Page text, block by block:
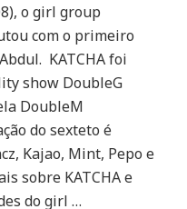
KATCHA
debuta
o
o girl group
com o primeiro
KATCHA foi
show DoubleG
DoubleM
do sexteto é
Kajao, Mint, Pepo e
sobre KATCHA e
do girl …